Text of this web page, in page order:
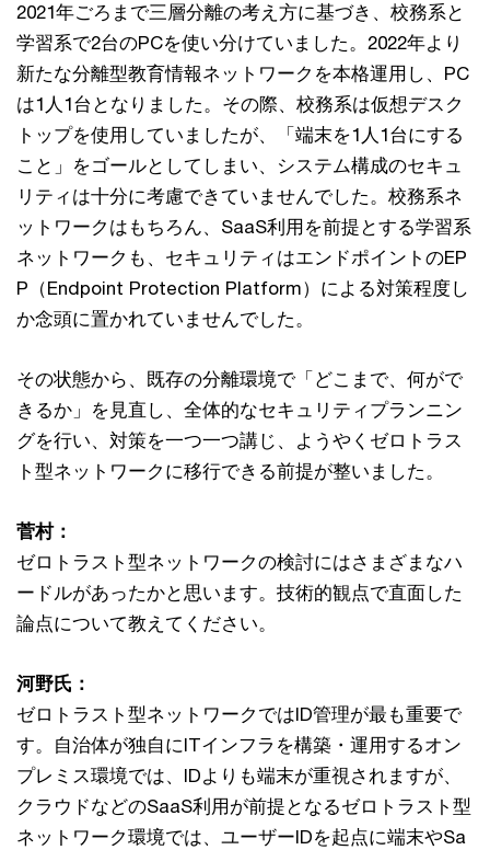
2021年ごろまで三層分離の考え方に基づき、校務系と
学習系で2台のPCを使い分けていました。2022年より
新たな分離型教育情報ネットワークを本格運用し、PC
は1人1台となりました。その際、校務系は仮想デスク
トップを使用していましたが、「端末を1人1台にする
こと」をゴールとしてしまい、システム構成のセキュ
リティは十分に考慮できていませんでした。校務系ネ
ットワークはもちろん、SaaS利用を前提とする学習系
ネットワークも、セキュリティはエンドポイントのEP
P（Endpoint Protection Platform）による対策程度し
か念頭に置かれていませんでした。
その状態から、既存の分離環境で「どこまで、何がで
きるか」を見直し、全体的なセキュリティプランニン
グを行い、対策を一つ一つ講じ、ようやくゼロトラス
ト型ネットワークに移行できる前提が整いました。
菅村：
ゼロトラスト型ネットワークの検討にはさまざまなハ
ードルがあったかと思います。技術的観点で直面した
論点について教えてください。
河野氏：
ゼロトラスト型ネットワークではID管理が最も重要で
す。自治体が独自にITインフラを構築・運用するオン
プレミス環境では、IDよりも端末が重視されますが、
クラウドなどのSaaS利用が前提となるゼロトラスト型
ネットワーク環境では、ユーザーIDを起点に端末やSa